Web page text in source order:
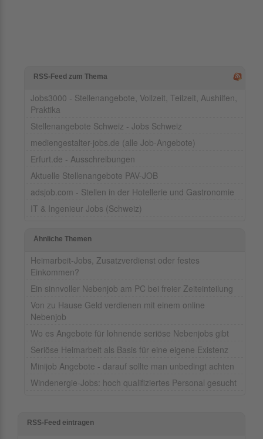
RSS-Feed zum Thema
Jobs3000 - Stellenangebote, Vollzeit, Teilzeit, Aushilfen,
Praktika
Stellenangebote Schweiz - Jobs Schweiz
mediengestalter-jobs.de (alle Job-Angebote)
Erfurt.de - Ausschreibungen
Aktuelle Stellenangebote PAV-JOB
adsjob.com - Stellen in der Hotellerie und Gastronomie
IT & Ingenieur Jobs (Schweiz)
Ähnliche Themen
Heimarbeit-Jobs, Zusatzverdienst oder festes
Einkommen?
Ein sinnvoller Nebenjob am PC bei freier Zeiteinteilung
Von zu Hause Geld verdienen mit einem online
Nebenjob
Wo es Angebote für lohnende seriöse Nebenjobs gibt
Seriöse Heimarbeit als Basis für eine eigene Existenz
Minijob Angebote - darauf sollte man unbedingt achten
Windenergie-Jobs: hoch qualifiziertes Personal gesucht
RSS-Feed eintragen